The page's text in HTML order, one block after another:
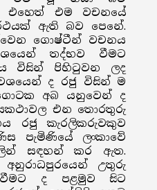
එහෙත් එම වචනයේ
ඇති බව පෙනේ.
ගොෂ්ටීන් වචනය
තද්භව වීමට
විසින් පිහිටුවන ලද
ද රජු විසින් ම
අබ යනුවෙන් ද
එන තොරතුරු
රජු කැරලිකරුවකුව
පැමිණියේ ලංකාවේ
සඳහන් කර ඇත.
උතුරු
ද පළමුව සිට